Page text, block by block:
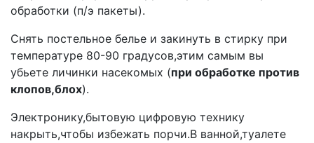
обработки (п/э пакеты).
Снять постельное белье и закинуть в стирку при
температуре 80-90 градусов,этим самым вы
убьете личинки насекомых (при обработке против
клопов,блох).
Электронику,бытовую цифровую технику
накрыть,чтобы избежать порчи.В ванной,туалете